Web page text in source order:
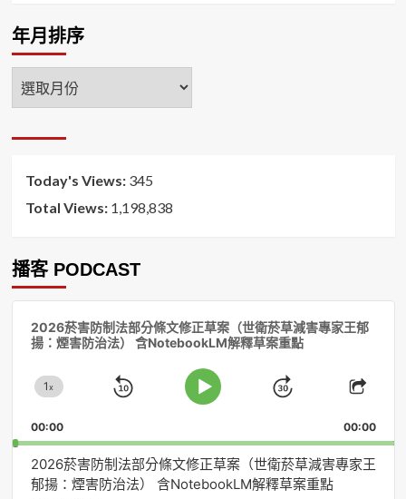
年月排序
年
月
序
Today's Views: 345
Total Views: 1,198,838
播客 PODCAST
2026菸害防制法部分條文修正草案（世衛菸草減害專家王郁
揚：煙害防治法） 含NotebookLM解釋草案重點
Change
Rate
1x
Skip
Play
Jump
Forward
Share
00:00 00:00
2026菸害防制法部分條文修正草案（世衛菸草減害專家王
郁揚：煙害防治法） 含NotebookLM解釋草案重點